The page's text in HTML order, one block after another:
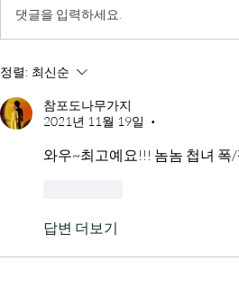
댓글을 입력하세요.
정렬: 최신순
참포도나무가지
2021년 11월 19일
•
와우~최고예요!!! 놈놈 첩녀 폭
답변 더보기